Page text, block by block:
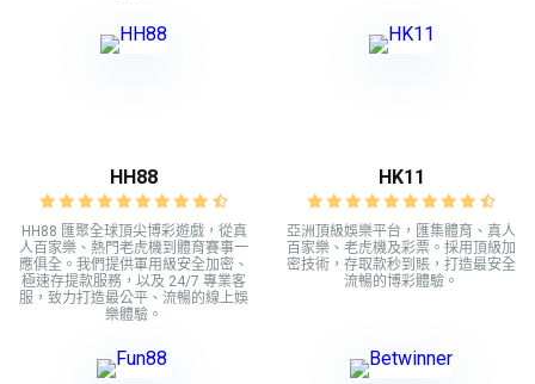
HH88
HH88 匯聚全球頂尖博彩遊戲，從真
人百家樂、熱門老虎機到體育賽事一
應俱全。我們提供軍用級安全加密、
極速存提款服務，以及 24/7 專業客
服，致力打造最公平、流暢的線上娛
樂體驗。
HK11
亞洲頂級娛樂平台，匯集體育、真人
百家樂、老虎機及彩票。採用頂級加
密技術，存取款秒到賬，打造最安全
流暢的博彩體驗。